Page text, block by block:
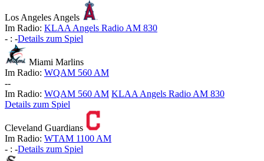
Los Angeles Angels
Im Radio: KLAA Angels Radio AM 830
- : -Details zum Spiel
Miami Marlins
Im Radio: WQAM 560 AM
--
Im Radio: WQAM 560 AM KLAA Angels Radio AM 830
Details zum Spiel
Cleveland Guardians
Im Radio: WTAM 1100 AM
- : -Details zum Spiel